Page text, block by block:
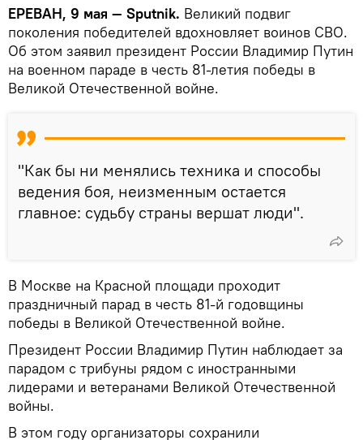
ЕРЕВАН, 9 мая — Sputnik. Великий подвиг
поколения победителей вдохновляет воинов СВО.
Об этом заявил президент России Владимир Путин
на военном параде в честь 81-летия победы в
Великой Отечественной войне.
"Как бы ни менялись техника и способы
ведения боя, неизменным остается
главное: судьбу страны вершат люди".
В Москве на Красной площади проходит
праздничный парад в честь 81-й годовщины
победы в Великой Отечественной войне.
Президент России Владимир Путин наблюдает за
парадом с трибуны рядом с иностранными
лидерами и ветеранами Великой Отечественной
войны.
В этом году организаторы сохранили